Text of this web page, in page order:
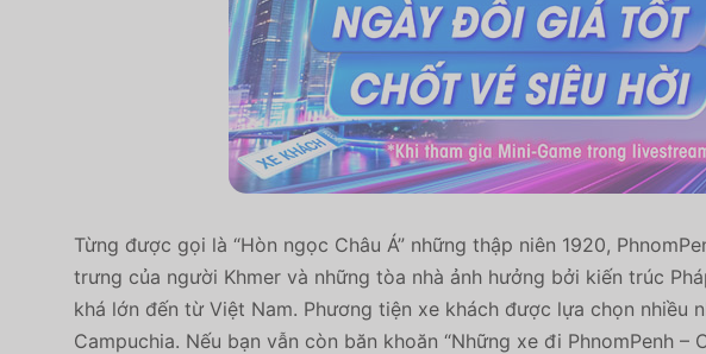
Từng được gọi là “Hòn ngọc Châu Á” những thập niên 1920,
trưng của người Khmer và những tòa nhà ảnh hưởng bởi kiến trúc
khá lớn đến từ Việt Nam. Phương tiện xe khách được lựa chọn nhiều
Campuchia. Nếu bạn vẫn còn băn khoăn “Những xe đi PhnomPenh